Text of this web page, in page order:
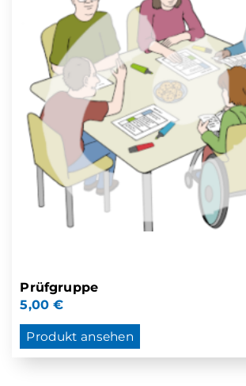
Prüfgruppe
5,00€
Produkt ansehen